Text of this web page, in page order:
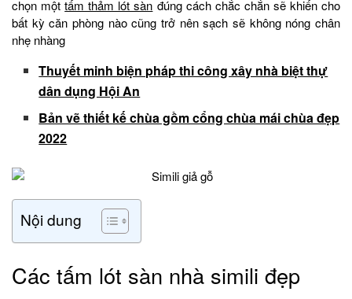
chọn mộttấm thảm lót sàn đúng cách chắc chắn sẽ khiến cho
bất kỳ căn phòng nào cũng trở nên sạch sẽ không nóng chân
nhẹ nhàng
Thuyết minh biện pháp thi công xây nhà biệt thự
dân dụng Hội An
Bản vẽ thiết kế chùa gồm cổng chùa mái chùa đẹp
2022
Nội dung
Các tấm lót sàn nhà simili đẹp